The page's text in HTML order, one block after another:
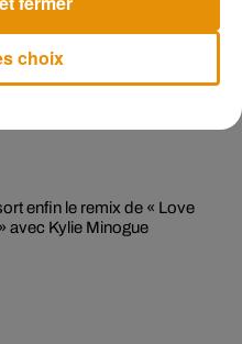
enfin le remix de « Love
avec Kylie Minogue
choix